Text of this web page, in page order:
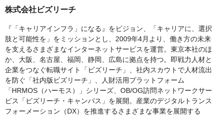
株式会社ビズリーチ
『「キャリアインフラ」になる』をビジョン、「キャリアに、選択
肢と可能性を」をミッションとし、2009年4月より、働き方の未来
を支えるさまざまなインターネットサービスを運営。東京本社のほ
か、大阪、名古屋、福岡、静岡、広島に拠点を持つ。即戦力人材と
企業をつなぐ転職サイト「ビズリーチ」、社内スカウトで人材流出
を防ぐ「社内版ビズリーチ」、人財活用プラットフォーム
「HRMOS（ハーモス）」シリーズ、OB/OG訪問ネットワークサー
ビス「ビズリーチ・キャンパス」を展開。産業のデジタルトランス
フォーメーション（DX）を推進するさまざまな事業を展開する